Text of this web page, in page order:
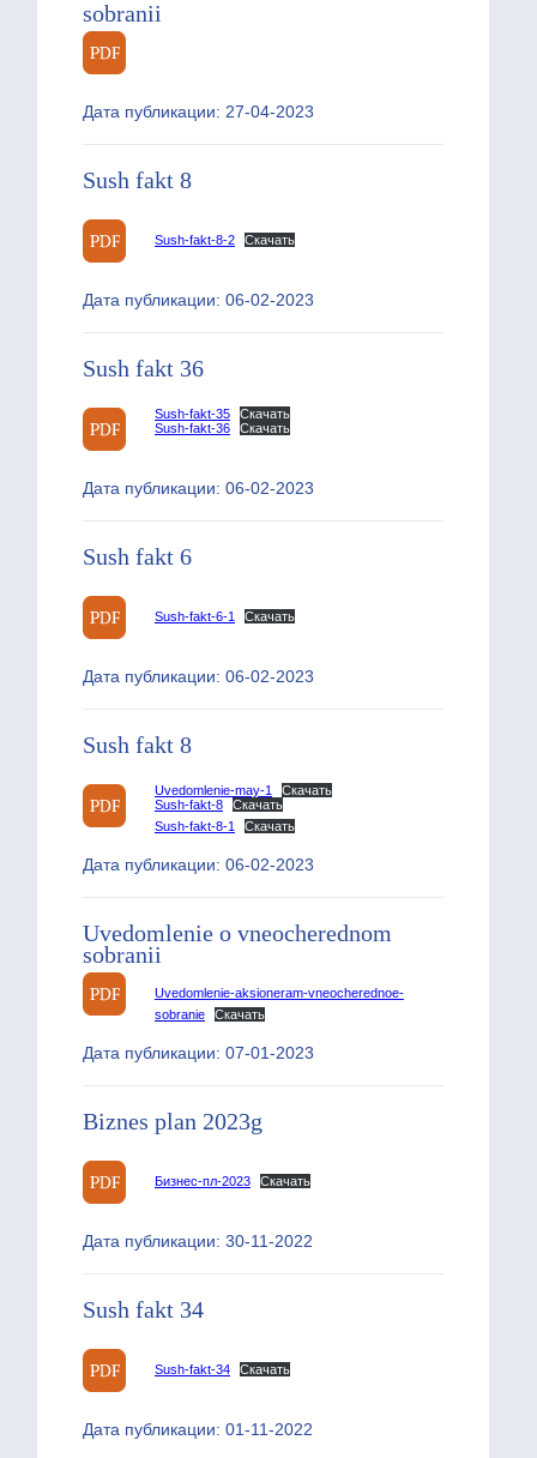
Sush-fakt-35 Скачать
sobranii
Uvedomlenie-may-1 Скачать
Дата публикации: 27-04-2023
Sush fakt 8
Sush-fakt-8-2 Скачать
Дата публикации: 06-02-2023
Sush fakt 36
Sush-fakt-36 Скачать
Дата публикации: 06-02-2023
Sush fakt 6
Sush-fakt-6-1 Скачать
Дата публикации: 06-02-2023
Sush fakt 8
Sush-fakt-8
Скачать
Sush-fakt-8-1
Скачать
Дата публикации: 06-02-2023
Uvedomlenie o vneocherednom
sobranii
Uvedomlenie-aksioneram-vneocherednoe-
sobranie
Скачать
Дата публикации: 07-01-2023
Biznes plan 2023g
Бизнес-пл-2023 Скачать
Дата публикации: 30-11-2022
Sush fakt 34
Sush-fakt-34 Скачать
Дата публикации: 01-11-2022